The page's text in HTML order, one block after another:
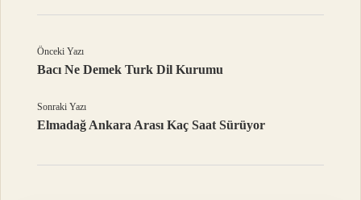
Önceki Yazı
Bacı Ne Demek Turk Dil Kurumu
Sonraki Yazı
Elmadağ Ankara Arası Kaç Saat Sürüyor